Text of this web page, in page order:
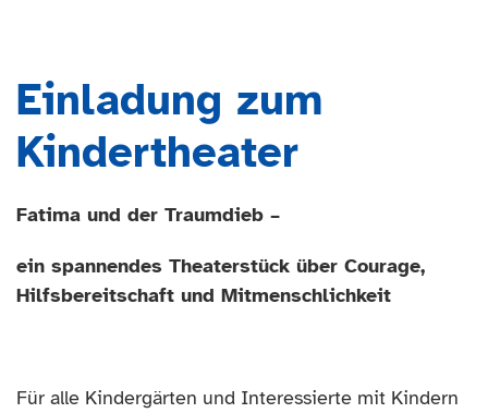
Einladung zum
Kindertheater
Fatima und der Traumdieb –
ein spannendes Theaterstück über Courage,
Hilfsbereitschaft und Mitmenschlichkeit
Für alle Kindergärten und Interessierte mit Kindern